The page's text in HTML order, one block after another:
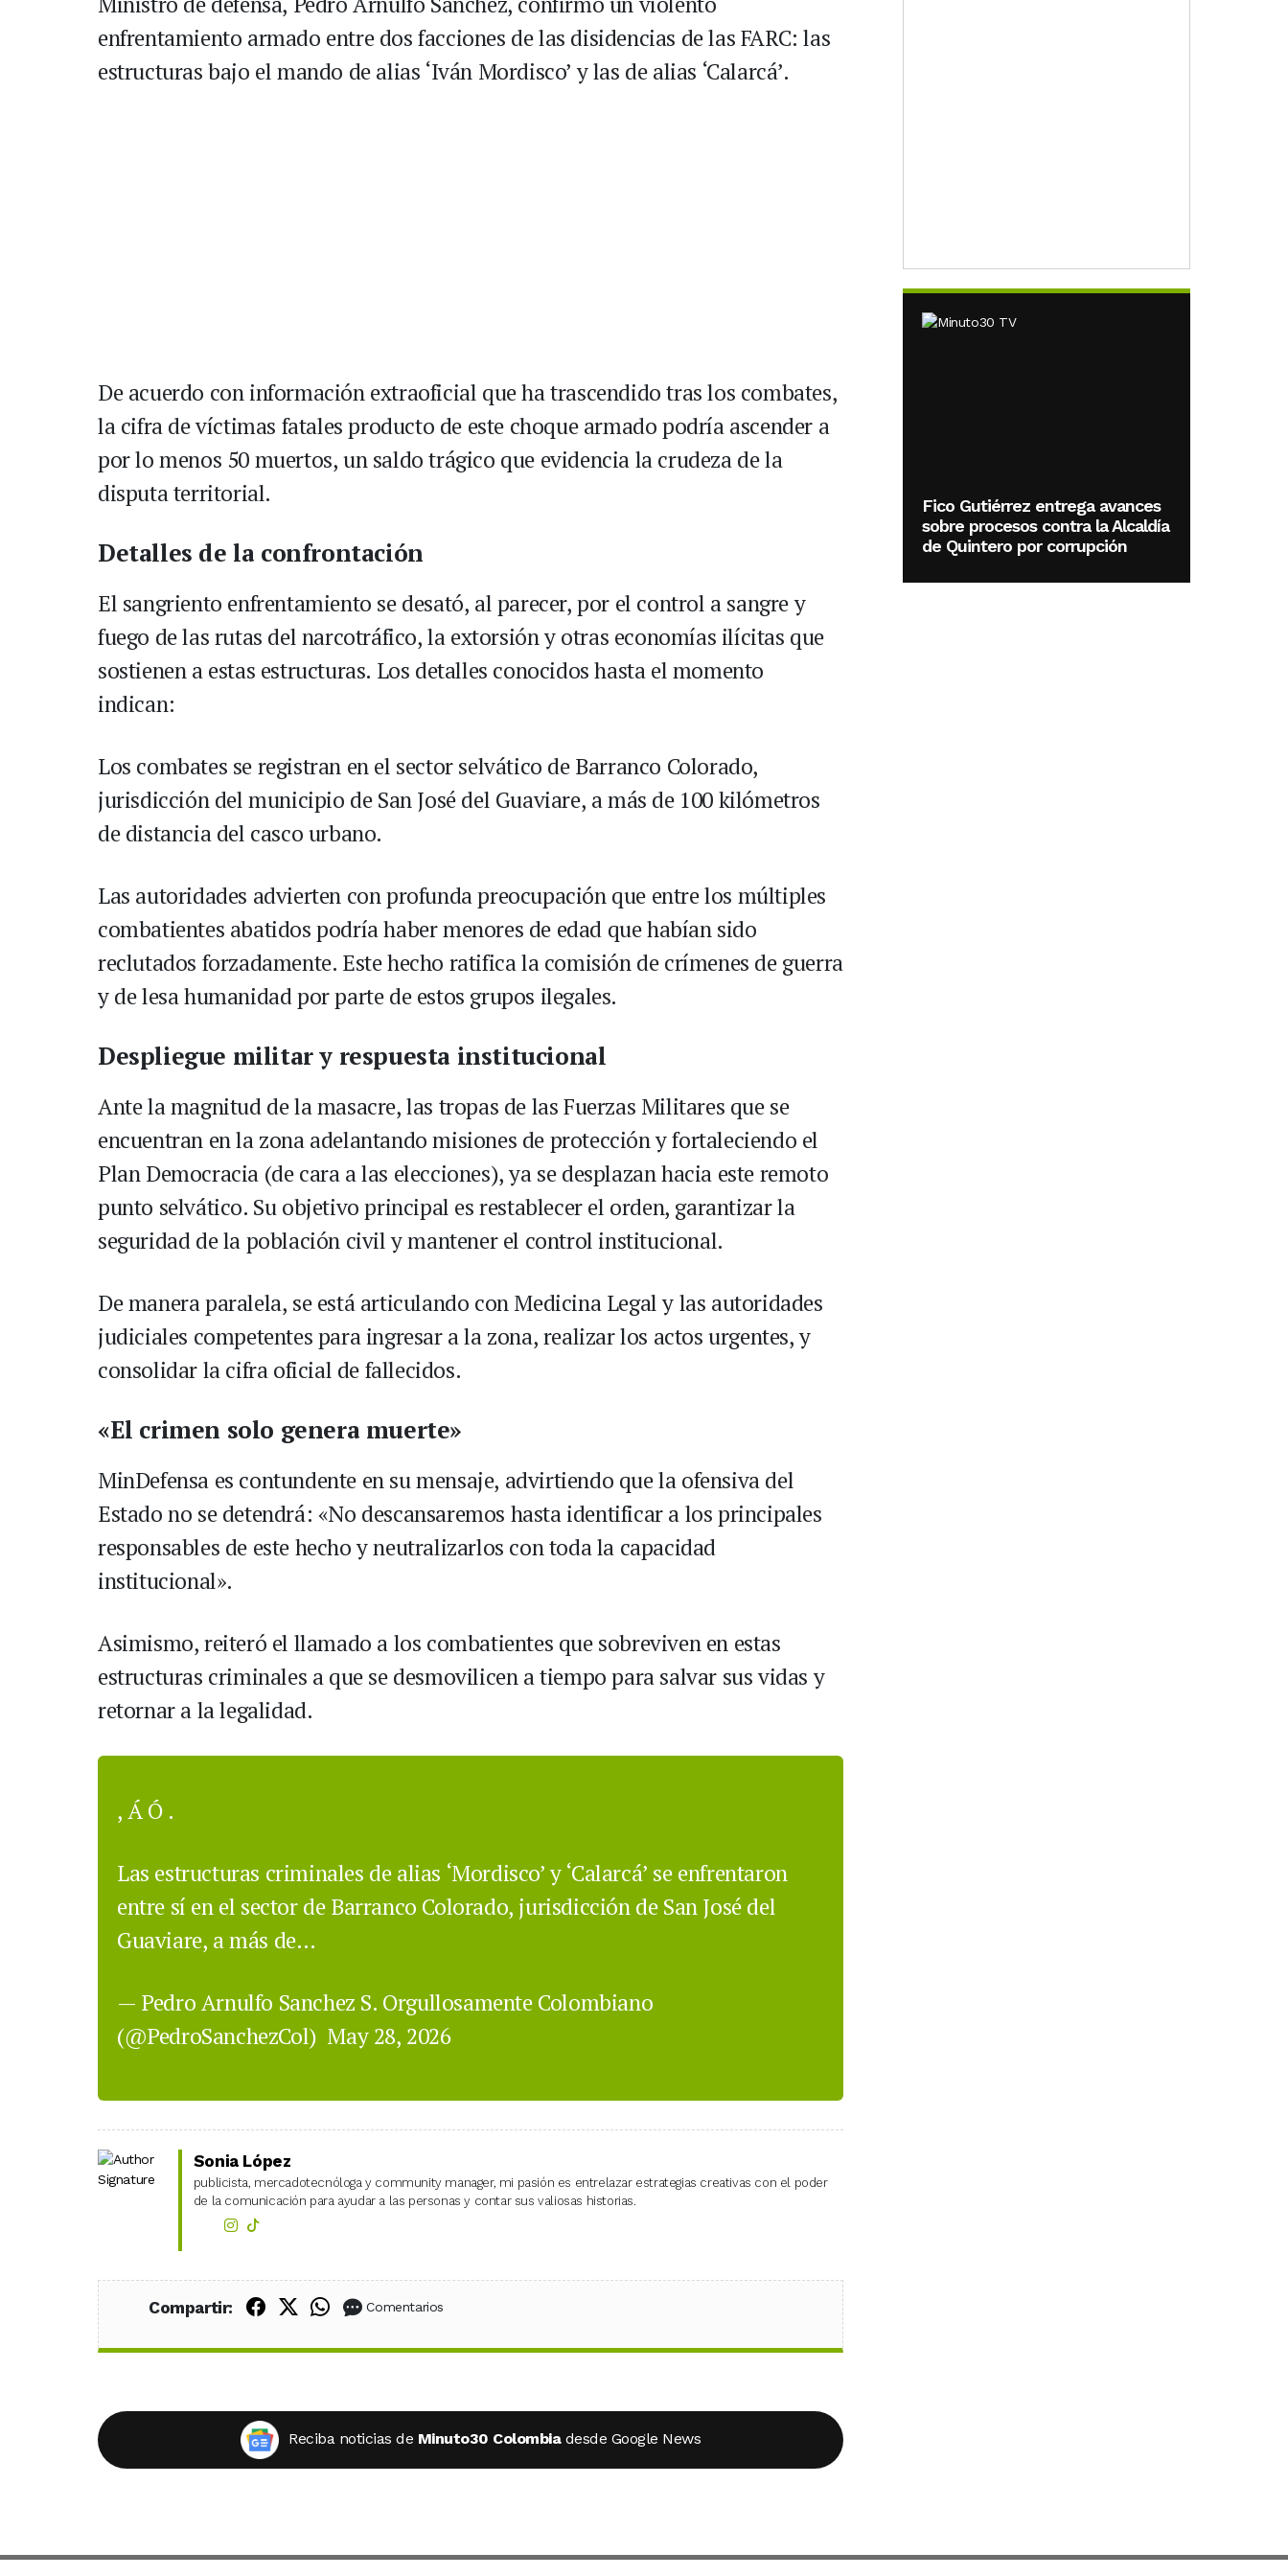
enfrentamiento armado entre dos facciones de las disidencias de las FARC: las
estructuras bajo el mando de alias ‘Iván Mordisco’ y las de alias ‘Calarcá’.
De acuerdo con información extraoficial que ha trascendido tras los combates,
la cifra de víctimas fatales producto de este choque armado podría ascender a
por lo menos 50 muertos, un saldo trágico que evidencia la crudeza de la
disputa territorial.
Detalles de la confrontación
El sangriento enfrentamiento se desató, al parecer, por el control a sangre y
fuego de las rutas del narcotráfico, la extorsión y otras economías ilícitas que
sostienen a estas estructuras. Los detalles conocidos hasta el momento
indican:
Los combates se registran en el sector selvático de Barranco Colorado,
jurisdicción del municipio de San José del Guaviare, a más de 100 kilómetros
de distancia del casco urbano.
Las autoridades advierten con profunda preocupación que entre los múltiples
combatientes abatidos podría haber menores de edad que habían sido
reclutados forzadamente. Este hecho ratifica la comisión de crímenes de guerra
y de lesa humanidad por parte de estos grupos ilegales.
Despliegue militar y respuesta institucional
Ante la magnitud de la masacre, las tropas de las Fuerzas Militares que se
encuentran en la zona adelantando misiones de protección y fortaleciendo el
Plan Democracia (de cara a las elecciones), ya se desplazan hacia este remoto
punto selvático. Su objetivo principal es restablecer el orden, garantizar la
seguridad de la población civil y mantener el control institucional.
De manera paralela, se está articulando con Medicina Legal y las autoridades
judiciales competentes para ingresar a la zona, realizar los actos urgentes, y
consolidar la cifra oficial de fallecidos.
«El crimen solo genera muerte»
MinDefensa es contundente en su mensaje, advirtiendo que la ofensiva del
Estado no se detendrá: «No descansaremos hasta identificar a los principales
responsables de este hecho y neutralizarlos con toda la capacidad
institucional».
Asimismo, reiteró el llamado a los combatientes que sobreviven en estas
estructuras criminales a que se desmovilicen a tiempo para salvar sus vidas y
retornar a la legalidad.
, Á Ó .
Las estructuras criminales de alias ‘Mordisco’ y ‘Calarcá’ se enfrentaron
entre sí en el sector de Barranco Colorado, jurisdicción de San José del
Guaviare, a más de…
— Pedro Arnulfo Sanchez S. Orgullosamente Colombiano
(@PedroSanchezCol) May 28, 2026
Sonia López
publicista, mercadotecnóloga y community manager, mi pasión es entrelazar estrategias creativas con el poder
de la comunicación para ayudar a las personas y contar sus valiosas historias.
Compartir: Compartir en Facebook
Compartir en X (Twitter)
Compartir en WhatsApp
Comentarios
Reciba noticias de Minuto30 Colombia desde Google News
Fico Gutiérrez entrega avances
sobre procesos contra la Alcaldía
de Quintero por corrupción